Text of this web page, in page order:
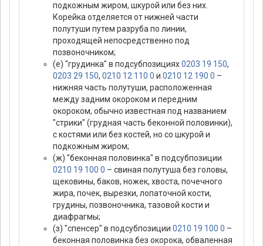
подкожным жиром, шкурой или без них.
Корейка отделяется от нижней части
полутуши путем разруба по линии,
проходящей непосредственно под
позвоночником;
(е) "грудинка" в подсубпозициях0203 19 150,
0203 29 150, 0210 12 110 0 и 0210 12 190 0 –
нижняя часть полутуши, расположенная
между задним окороком и передним
окороком, обычно известная под названием
"стрики" (грудная часть беконной половинки),
с костями или без костей, но со шкурой и
подкожным жиром;
(ж) "беконная половинка" в подсубпозиции
0210 19 100 0 – свиная полутуша без головы,
щековины, баков, ножек, хвоста, почечного
жира, почек, вырезки, лопаточной кости,
грудины, позвоночника, тазовой кости и
диафрагмы;
(з) "спенсер" в подсубпозиции 0210 19 100 0 –
беконная половинка без окорока, обваленная